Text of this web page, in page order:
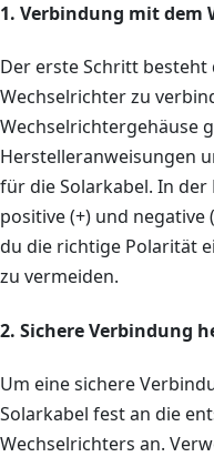
1. Verbindung mit dem
Der erste Schritt
Wechselrichter zu
Wechselrichtergehäuse
Herstelleranweisungen
für die Solarkabel. In der
positive (+) und negative
du die richtige Polarität
zu vermeiden.
2. Sichere Verbindung
Um eine sichere
Solarkabel fest an die
Wechselrichters an.